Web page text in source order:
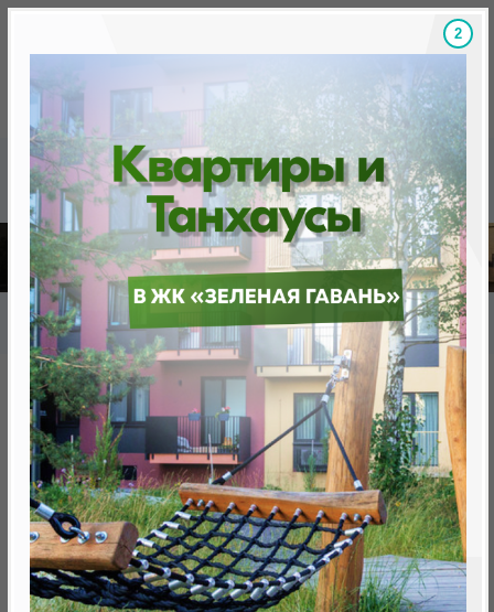
Скидки на новостройки, бонусы Готовые
Главная База новостроек Минска «Минск Мир»
25.8 "Сингапур", квартал Азия
25.8 "Сингапур", квартал Азия
нет в продаже
Минск, Октябрьский, ул. Кижеватова
метро «Ковальская Слобода», 566 м
1